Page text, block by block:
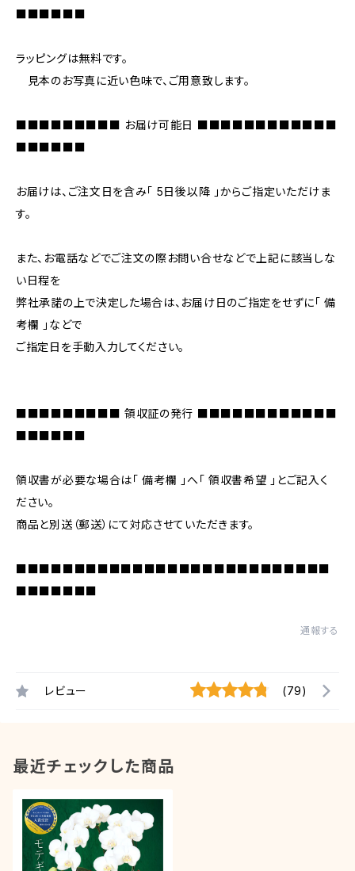
■■■■■■
ラッピングは無料です。
見本のお写真に近い色味で、ご用意致します。
■■■■■■■■■ お届け可能日 ■■■■■■■■■■■■
■■■■■■
お届けは、ご注文日を含み「 5日後以降 」からご指定いただけま
す。
また、お電話などでご注文の際お問い合せなどで上記に該当しな
い日程を
弊社承諾の上で決定した場合は、お届け日のご指定をせずに「 備
考欄 」などで
ご指定日を手動入力してください。
■■■■■■■■■ 領収証の発行 ■■■■■■■■■■■■
■■■■■■
領収書が必要な場合は「 備考欄 」へ「 領収書希望 」とご記入く
ださい。
商品と別送（郵送）にて対応させていただきます。
■■■■■■■■■■■■■■■■■■■■■■■■■■■
■■■■■■■
通報する
レビュー (79)
最近チェックした商品